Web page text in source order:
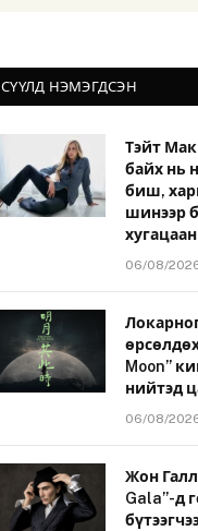
СҮҮЛД НЭМЭГДСЭН
Тэйт
байх нь
биш,
шинээр
06/08/
Moon”
нийтэд
06/08/
Жон
Gala”-д